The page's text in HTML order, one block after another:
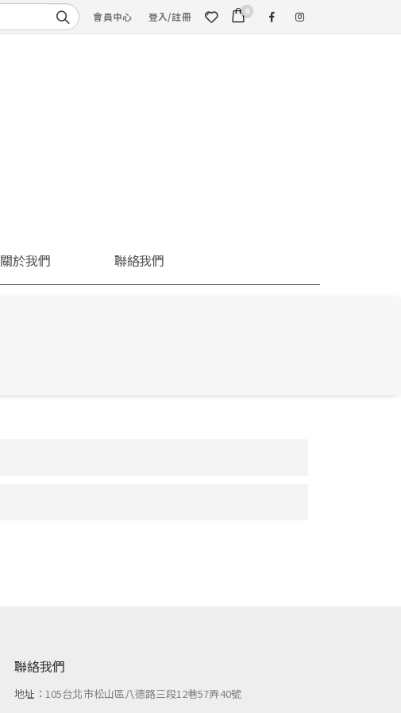
會員中心 登入/註冊 0
關於我們 聯絡我們
聯絡我們
地址： 105台北市松山區八德路三段12巷57弄40號